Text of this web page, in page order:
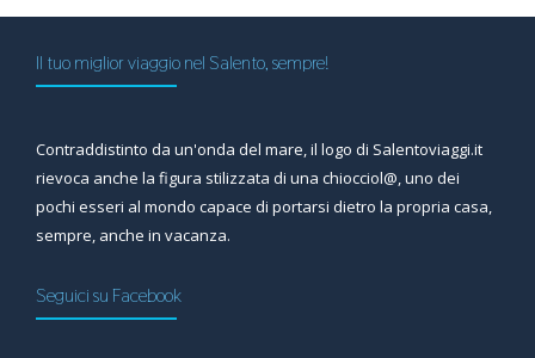
Il tuo miglior viaggio nel Salento, sempre!
Contraddistinto da un'onda del mare, il logo di Salentoviaggi.it
rievoca anche la figura stilizzata di una chiocciol@, uno dei
pochi esseri al mondo capace di portarsi dietro la propria casa,
sempre, anche in vacanza.
Seguici su Facebook